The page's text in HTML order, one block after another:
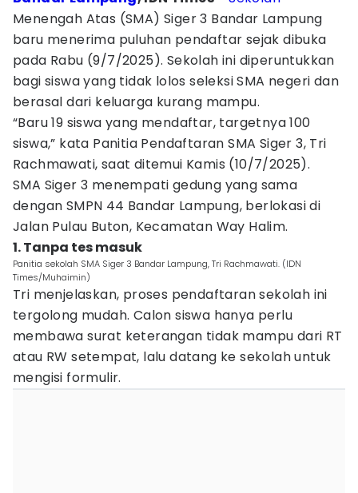
Menengah Atas (SMA) Siger 3 Bandar Lampung
baru menerima puluhan pendaftar sejak dibuka
pada Rabu (9/7/2025). Sekolah ini diperuntukkan
bagi siswa yang tidak lolos seleksi SMA negeri dan
berasal dari keluarga kurang mampu.
“Baru 19 siswa yang mendaftar, targetnya 100
siswa,” kata Panitia Pendaftaran SMA Siger 3, Tri
Rachmawati, saat ditemui Kamis (10/7/2025).
SMA Siger 3 menempati gedung yang sama
dengan SMPN 44 Bandar Lampung, berlokasi di
Jalan Pulau Buton, Kecamatan Way Halim.
1. Tanpa tes masuk
Panitia sekolah SMA Siger 3 Bandar Lampung, Tri Rachmawati. (IDN
Times/Muhaimin)
Tri menjelaskan, proses pendaftaran sekolah ini
tergolong mudah. Calon siswa hanya perlu
membawa surat keterangan tidak mampu dari RT
atau RW setempat, lalu datang ke sekolah untuk
mengisi formulir.